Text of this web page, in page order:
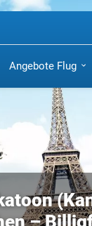
Angebote Flug
–